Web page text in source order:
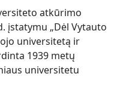
atkūrimo
įstatymu „Dėl Vytauto
universitetą ir
1939 metų
universitetu